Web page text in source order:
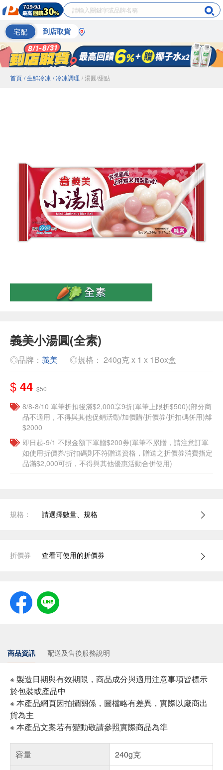
宅配 到店取貨
首頁 / 生鮮冷凍 / 冷凍調理 / 湯圓/甜點
義美小湯圓(全素)
◎品牌： 義美 ◎規格： 240g克 x 1 x 1Box盒
$ 44 $50
8/8-8/10 單筆折扣後滿$2,000享9折(單筆上限折$500)(部分商
品不適用，不得與其他促銷活動/加價購/折價券/折扣碼併用)離
$2000
即日起-9/1 不限金額下單贈$200券(單筆不累贈，請注意訂單
如使用折價券/折扣碼則不符贈送資格，贈送之折價券消費指定
品滿$2,000可折，不得與其他優惠活動合併使用)
規格： 請選擇數量、規格
折價券 查看可使用的折價券
商品資訊 配送及售後服務說明
※ 製造日期與有效期限，商品成分與適用注意事項皆標示
於包裝或產品中
※ 本產品網頁因拍攝關係，圖檔略有差異，實際以廠商出
貨為主
※ 本產品文案若有變動敬請參照實際商品為準
容量
240g克